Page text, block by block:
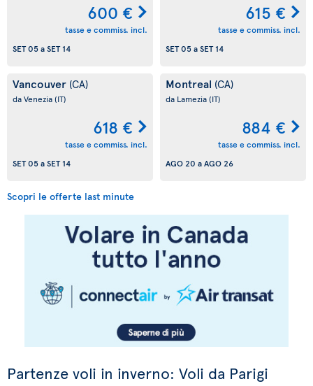
600 €
tasse e commiss. incl.
SET 05aSET 14
615 €
tasse e commiss. incl.
SET 05aSET 14
Vancouver (CA)
da Venezia(IT)
618 €
tasse e commiss. incl.
SET 05aSET 14
Montreal (CA)
da Lamezia(IT)
884 €
tasse e commiss. incl.
AGO 20 aAGO 26
Scopri le offerte last minute
Partenze voli in inverno: Voli da Parigi